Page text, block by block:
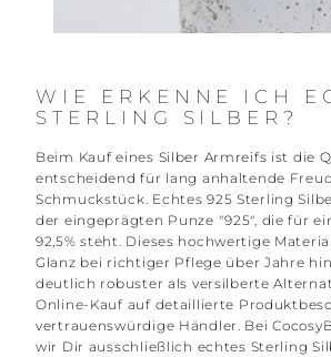
WIE ERKENNE ICH
STERLING SILBER?
Beim Kauf eines Silber Armreifs ist die
entscheidend für lang anhaltende
Schmuckstück. Echtes 925 Sterling
der eingeprägten Punze "925", die für
92,5% steht. Dieses hochwertige
Glanz bei richtiger Pflege über Jahre
deutlich robuster als versilberte
Online-Kauf auf detaillierte
vertrauenswürdige Händler. Bei
wir Dir ausschließlich echtes Sterling